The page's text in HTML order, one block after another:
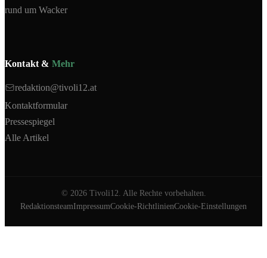
rund um Wacker
Kontakt & Mehr
redaktion@tivoli12.at
Kontaktformular
Pressespiegel
Alle Artikel
© 2026Tivoli12. Alle Rechte vorbehalten.
RedaktionsteamImpressumCookie-RichtlinienCookie-Einstellungen